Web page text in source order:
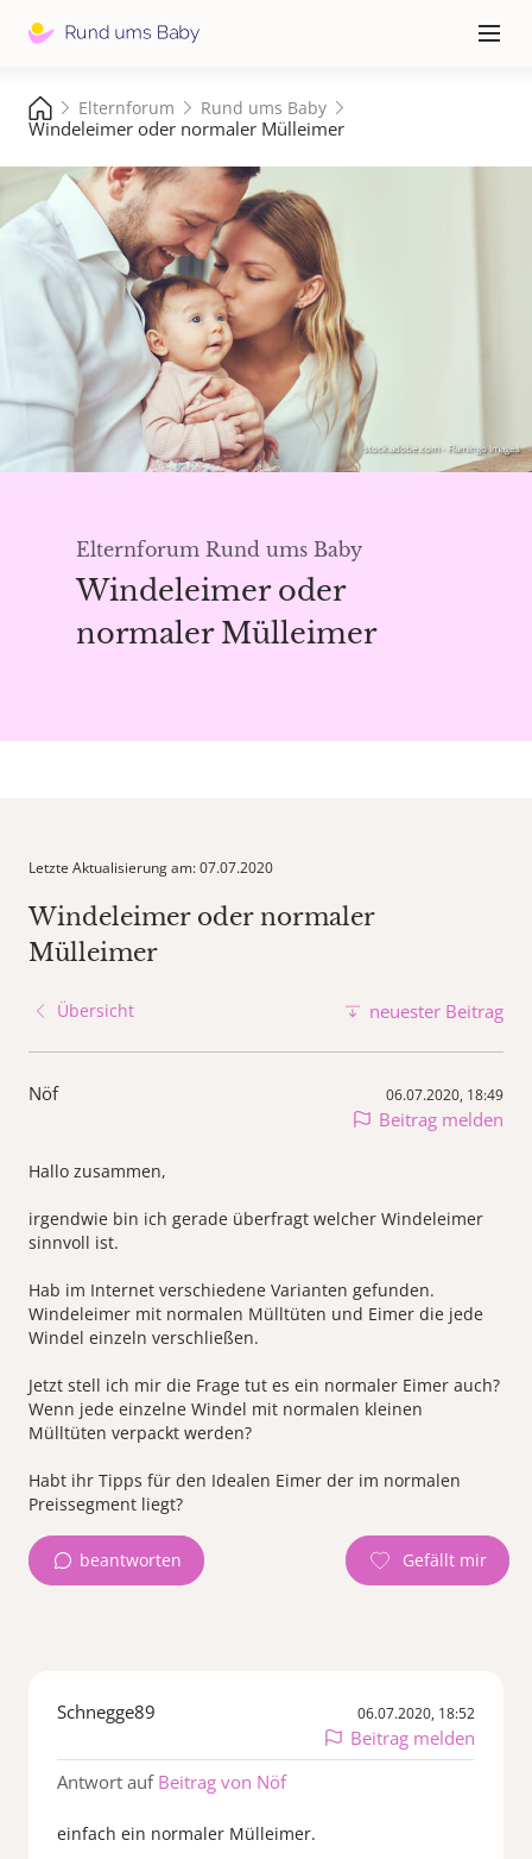
≡
Elternforum Rund ums Baby
Windeleimer oder normaler Mülleimer
Elternforum Rund ums Baby
Windeleimer oder
normaler Mülleimer
stock.adobe.com - Flamingo Images
Letzte Aktualisierung am: 07.07.2020
Windeleimer oder normaler
Mülleimer
Übersicht neuester Beitrag
Nöf 06.07.2020, 18:49
Beitrag melden
Hallo zusammen,
irgendwie bin ich gerade überfragt welcher Windeleimer
sinnvoll ist.
Hab im Internet verschiedene Varianten gefunden.
Windeleimer mit normalen Mülltüten und Eimer die jede
Windel einzeln verschließen.
Jetzt stell ich mir die Frage tut es ein normaler Eimer auch?
Wenn jede einzelne Windel mit normalen kleinen
Mülltüten verpackt werden?
Habt ihr Tipps für den Idealen Eimer der im normalen
Preissegment liegt?
beantworten
Schnegge89 06.07.2020, 18:52
Beitrag melden
Antwort auf Beitrag von Nöf
einfach ein normaler Mülleimer.